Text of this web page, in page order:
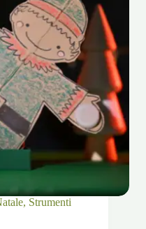
, Strumenti